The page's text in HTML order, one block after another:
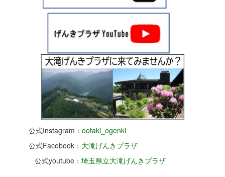
公式Instagram： ootaki_ogenki
公式Facebook： 大滝げんきプラザ
公式youtube： 埼玉県立大滝げんきプラザ